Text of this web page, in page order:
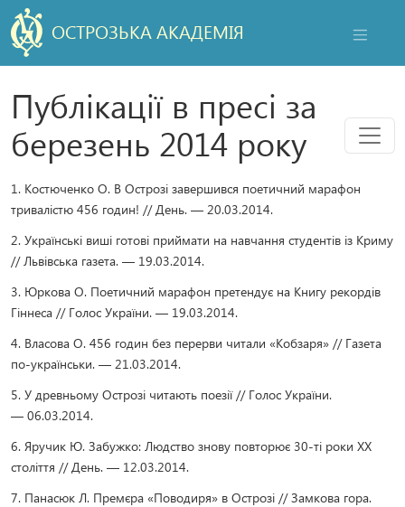
ОСТРОЗЬКА АКАДЕМІЯ
Публікації в пресі за
березень 2014 року
Меню
1. Костюченко О. В Острозі завершився поетичний марафон
тривалістю 456 годин! // День. — 20.03.2014.
2. Українські виші готові приймати на навчання студентів із Криму
// Львівська газета. — 19.03.2014.
3. Юркова О. Поетичний марафон претендує на Книгу рекордів
Гіннеса // Голос України. — 19.03.2014.
4. Власова О. 456 годин без перерви читали «Кобзаря» // Газета
по-українськи. — 21.03.2014.
5. У древньому Острозі читають поезії // Голос України.
— 06.03.2014.
6. Яручик Ю. Забужко: Людство знову повторює 30-ті роки ХХ
століття // День. — 12.03.2014.
7. Панасюк Л. Премєра «Поводиря» в Острозі // Замкова гора.